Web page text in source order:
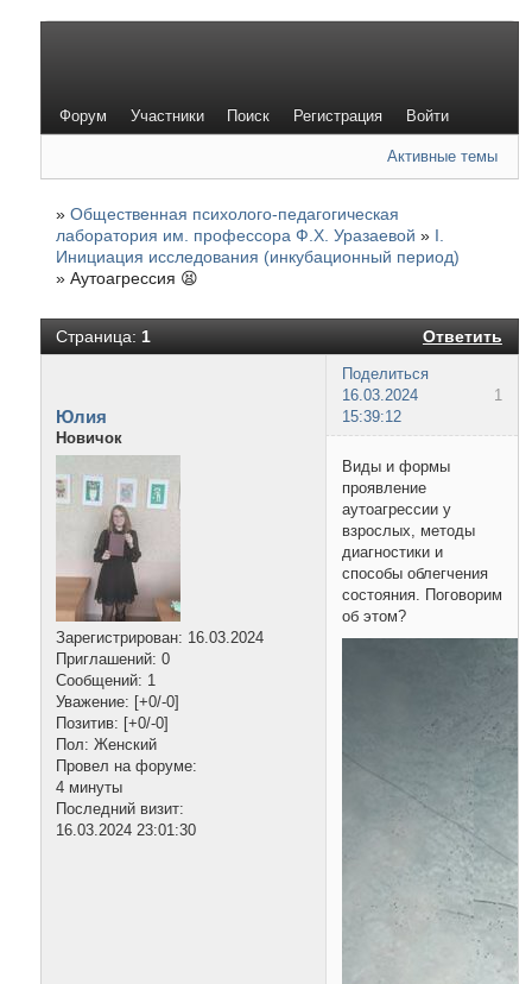
Форум Участники Поиск Регистрация Войти
Активные темы
»Общественная психолого-педагогическая
лаборатория им. профессора Ф.Х. Уразаевой » I.
Инициация исследования (инкубационный период)
»Аутоагрессия 😫
Страница: 1 Ответить
Поделиться
1
16.03.2024
15:39:12
Юлия
Новичок
Зарегистрирован: 16.03.2024
Приглашений: 0
Сообщений: 1
Уважение: [+0/-0]
Позитив: [+0/-0]
Пол: Женский
Провел на форуме:
4 минуты
Последний визит:
16.03.2024 23:01:30
Виды и формы
проявление
аутоагрессии у
взрослых, методы
диагностики и
способы облегчения
состояния. Поговорим
об этом?